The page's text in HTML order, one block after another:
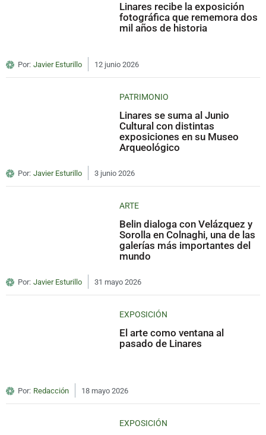
Linares recibe la exposición
fotográfica que rememora dos
mil años de historia
Por: Javier Esturillo 12 junio 2026
PATRIMONIO
Linares se suma al Junio
Cultural con distintas
exposiciones en su Museo
Arqueológico
Por: Javier Esturillo 3 junio 2026
ARTE
Belin dialoga con Velázquez y
Sorolla en Colnaghi, una de las
galerías más importantes del
mundo
Por: Javier Esturillo 31 mayo 2026
EXPOSICIÓN
El arte como ventana al
pasado de Linares
Por: Redacción 18 mayo 2026
EXPOSICIÓN